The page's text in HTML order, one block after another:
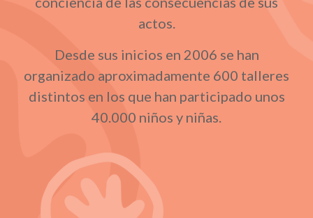
actos.
Desde sus inicios en 2006 se han
organizado aproximadamente 600 talleres
distintos en los que han participado unos
40.000 niños y niñas.